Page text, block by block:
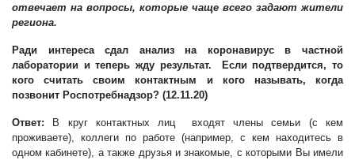
отвечает на вопросы, которые чаще всего задают жители
региона.
Ради интереса сдал анализ на коронавирус в частной
лаборатории и теперь жду результат. Если подтвердится, то
кого считать своим контактным и кого называть, когда
позвонит Роспотребнадзор? (12.11.20)
Ответ: В круг контактных лиц входят члены семьи (с кем
проживаете), коллеги по работе (например, с кем находитесь в
одном кабинете), а также друзья и знакомые, с которыми Вы имели